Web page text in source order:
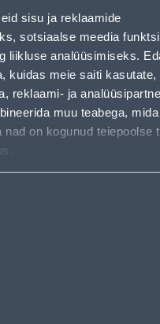
sisu ja reklaamide
sotsiaalse meedia
liikluse analüüsimiseks.
kuidas meie saiti kasutate,
reklaami- ja
muu teabega,
nad on kogunud teiepoolse
наличие
tõsterihm
TELLITAV TOODE
от 2,29 € с 17.08.2026